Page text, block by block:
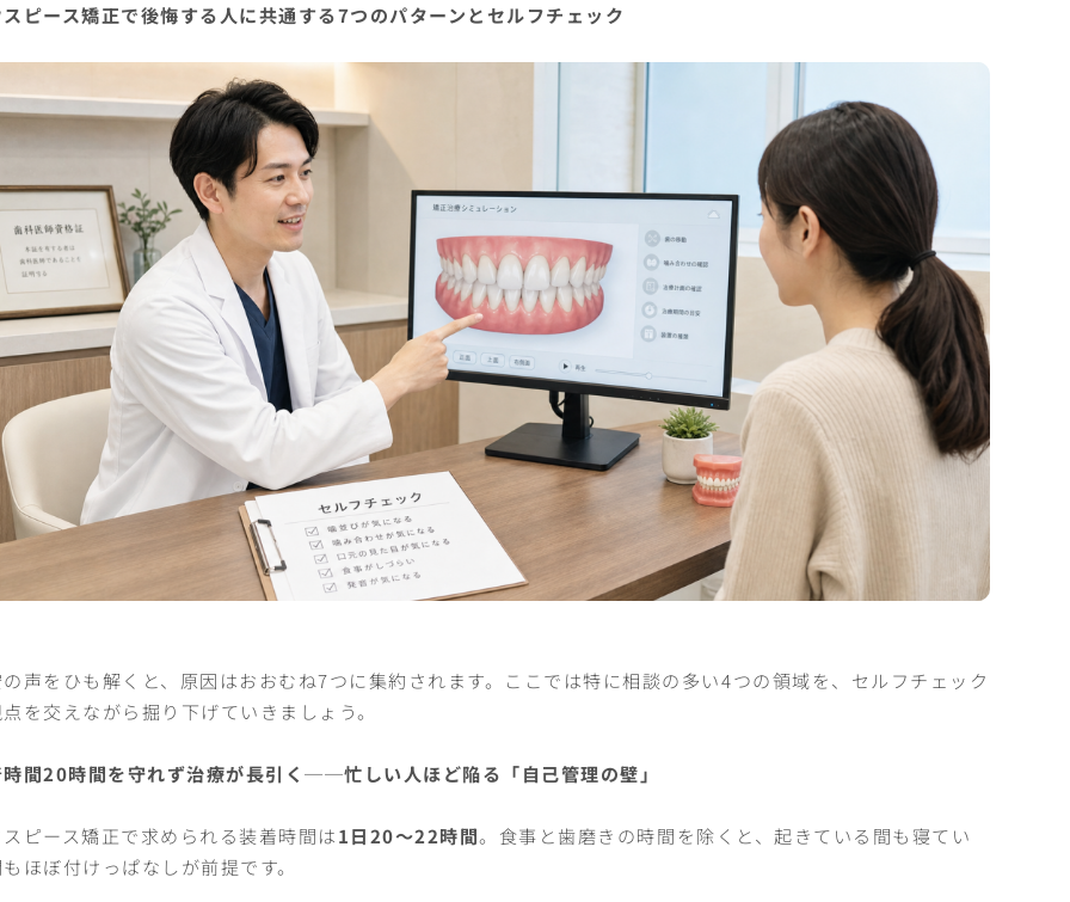
ピース矯正で後悔する人に共通する7つのパターンとセルフチェック
声をひも解くと、原因はおおむね7つに集約されます。ここでは特に相談の多い4つの領域を、セルフチェック
を交えながら掘り下げていきましょう。
間20時間を守れず治療が長引く──忙しい人ほど陥る「自己管理の壁」
ピース矯正で求められる装着時間は1日20〜22時間。食事と歯磨きの時間を除くと、起きている間も寝てい
ほぼ付けっぱなしが前提です。